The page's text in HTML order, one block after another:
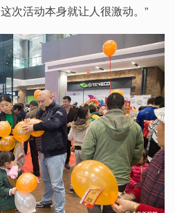
次活动本身就让人很激动。”